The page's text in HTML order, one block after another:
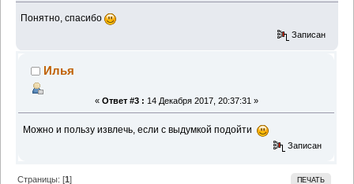
Понятно, спасибо
Записан
Илья
« Ответ #3 : 14 Декабря 2017, 20:37:31 »
Можно и пользу извлечь, если с выдумкой подойти
Записан
ПЕЧАТЬ
Страницы: [1]